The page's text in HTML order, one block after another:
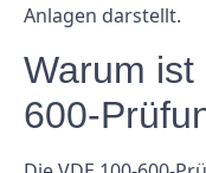
Anlagen darstellt.
Warum ist
600-